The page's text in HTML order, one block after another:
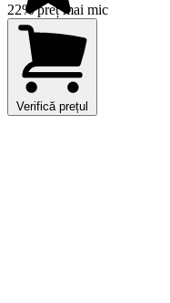
22% preț mai mic
Verifică prețul